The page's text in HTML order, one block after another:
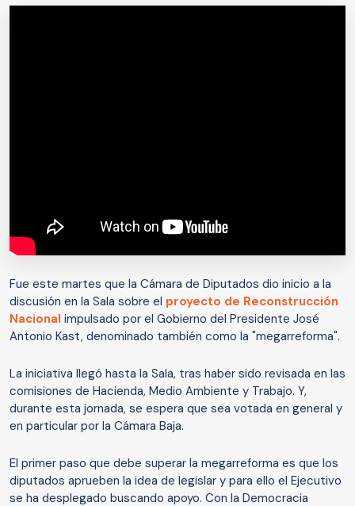
Fue este martes que la Cámara de Diputados dio inicio a la
discusión en la Sala sobre el proyecto de Reconstrucción
Nacional impulsado por el Gobierno del Presidente José
Antonio Kast, denominado también como la "megarreforma".
La iniciativa llegó hasta la Sala, tras haber sido revisada en las
comisiones de Hacienda, Medio Ambiente y Trabajo. Y,
durante esta jornada, se espera que sea votada en general y
en particular por la Cámara Baja.
El primer paso que debe superar la megarreforma es que los
diputados aprueben la idea de legislar y para ello el Ejecutivo
se ha desplegado buscando apoyo. Con la Democracia